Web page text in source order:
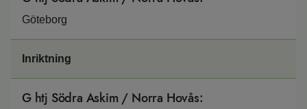
Göteborg
Inriktning
G htj Södra Askim / Norra Hovås: